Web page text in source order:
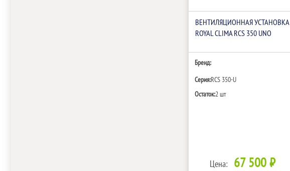
ВЕНТИЛЯЦИОННАЯ УСТАНОВКА
ROYAL CLIMA RCS 350 UNO
Бренд:
Серия:RCS 350-U
Остаток:2 шт
Цена: 67 500 ₽